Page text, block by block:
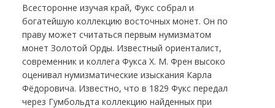
Всесторонне изучая край, Фукс собрал и
богатейшую коллекцию восточных монет. Он по
праву может считаться первым нумизматом
монет Золотой Орды. Известный ориенталист,
современник и коллега Фукса Х. М. Френ высоко
оценивал нумизматические изыскания Карла
Фёдоровича. Известно, что в 1829 Фукс передал
через Гумбольдта коллекцию найденных при